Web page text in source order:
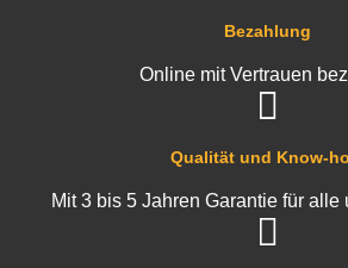
Qualität und Know-
Mit 3 bis 5 Jahren Garantie für alle
Bezahlung
Online mit Vertrauen